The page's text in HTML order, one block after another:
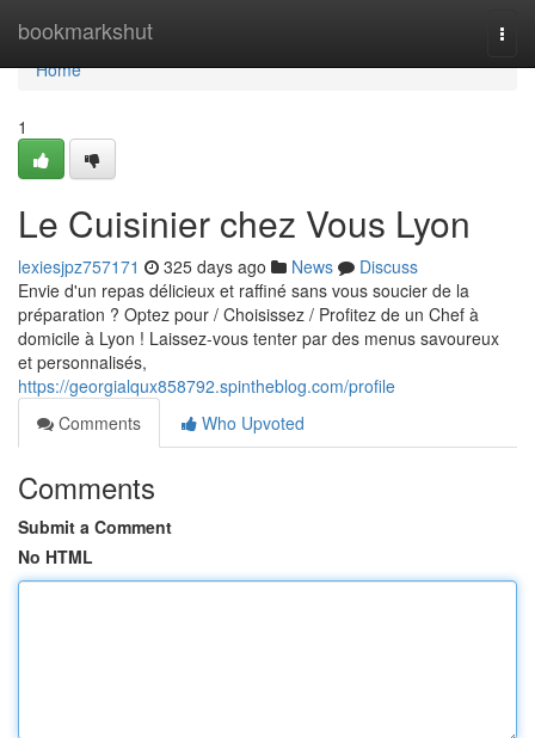
bookmarkshut
Home
Home
1
Le Cuisinier chez Vous Lyon
lexiesjpz757171 325 days ago News
Discuss
Envie d'un repas délicieux et raffiné sans vous soucier de la
préparation ? Optez pour / Choisissez / Profitez de un Chef à
domicile à Lyon ! Laissez-vous tenter par des menus savoureux
et personnalisés,
https://georgialqux858792.spintheblog.com/profile
Comments
Who Upvoted
Comments
Submit a Comment
No HTML